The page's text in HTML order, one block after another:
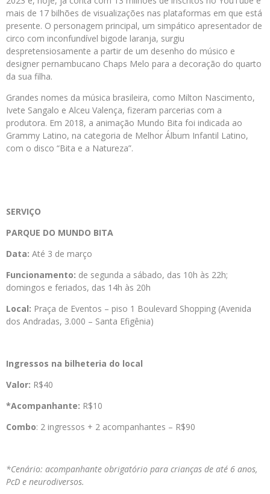
mais de 17 bilhões de visualizações nas plataformas em que está
presente. O personagem principal, um simpático apresentador de
circo com inconfundível bigode laranja, surgiu
despretensiosamente a partir de um desenho do músico e
designer pernambucano Chaps Melo para a decoração do quarto
da sua filha.
Grandes nomes da música brasileira, como Milton Nascimento,
Ivete Sangalo e Alceu Valença, fizeram parcerias com a
produtora. Em 2018, a animação Mundo Bita foi indicada ao
Grammy Latino, na categoria de Melhor Álbum Infantil Latino,
com o disco “Bita e a Natureza”.
SERVIÇO
PARQUE DO MUNDO BITA
Data: Até 3 de março
Funcionamento: de segunda a sábado, das 10h às 22h;
domingos e feriados, das 14h às 20h
Local: Praça de Eventos – piso 1 Boulevard Shopping (Avenida
dos Andradas, 3.000 – Santa Efigênia)
Ingressos na bilheteria do local
Valor: R$40
*Acompanhante: R$10
Combo: 2 ingressos + 2 acompanhantes – R$90
*Cenário: acompanhante obrigatório para crianças de até 6 anos,
PcD e neurodiversos.